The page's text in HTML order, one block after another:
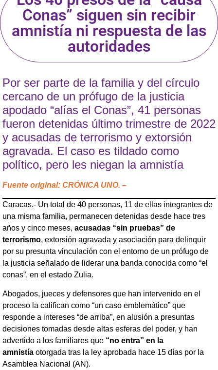
Conas” siguen sin recibir
amnistía ni respuesta de las
autoridades
Por ser parte de la familia y del círculo
cercano de un prófugo de la justicia
apodado “alías el Conas”, 41 personas
fueron detenidas último trimestre de 2022
y acusadas de terrorismo y extorsión
agravada. El caso es tildado como
político, pero les niegan la amnistía
Fuente original: CRÓNICA UNO. –
Caracas.- Un total de 40 personas, 11 de ellas integrantes de
una misma familia, permanecen detenidas desde hace tres
años y cinco meses, acusadas “sin pruebas” de
terrorismo, extorsión agravada y asociación para delinquir
por su presunta vinculación con el entorno de un prófugo de
la justicia señalado de liderar una banda conocida como “el
conas”, en el estado Zulia.
Abogados, jueces y defensores que han intervenido en el
proceso la califican como “un caso emblemático” que
responde a intereses “de arriba”, en alusión a presuntas
decisiones tomadas desde altas esferas del poder, y han
advertido a los familiares que “no entra” en la
amnistía otorgada tras la ley aprobada hace 15 días por la
Asamblea Nacional (AN).